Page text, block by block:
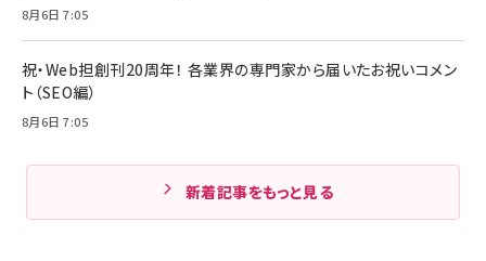
8月6日 7:05
祝・Web担創刊20周年！ 各業界の専門家から届いたお祝いコメン
ト（SEO編）
8月6日 7:05
新着記事をもっと見る